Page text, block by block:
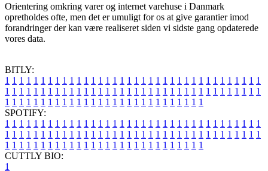
Orientering omkring varer og internet varehuse i Danmark
opretholdes ofte, men det er umuligt for os at give garantier imod
forandringer der kan være realiseret siden vi sidste gang opdaterede
vores data.
BITLY:
1 1 1 1 1 1 1 1 1 1 1 1 1 1 1 1 1 1 1 1 1 1 1 1 1 1 1 1 1 1 1 1 1 1 1 1
1 1 1 1 1 1 1 1 1 1 1 1 1 1 1 1 1 1 1 1 1 1 1 1 1 1 1 1 1 1 1 1 1 1 1 1
1 1 1 1 1 1 1 1 1 1 1 1 1 1 1 1 1 1 1 1 1 1 1 1 1 1 1 1
SPOTIFY:
1 1 1 1 1 1 1 1 1 1 1 1 1 1 1 1 1 1 1 1 1 1 1 1 1 1 1 1 1 1 1 1 1 1 1 1
1 1 1 1 1 1 1 1 1 1 1 1 1 1 1 1 1 1 1 1 1 1 1 1 1 1 1 1 1 1 1 1 1 1 1 1
1 1 1 1 1 1 1 1 1 1 1 1 1 1 1 1 1 1 1 1 1 1 1 1 1 1 1 1
CUTTLY BIO:
1